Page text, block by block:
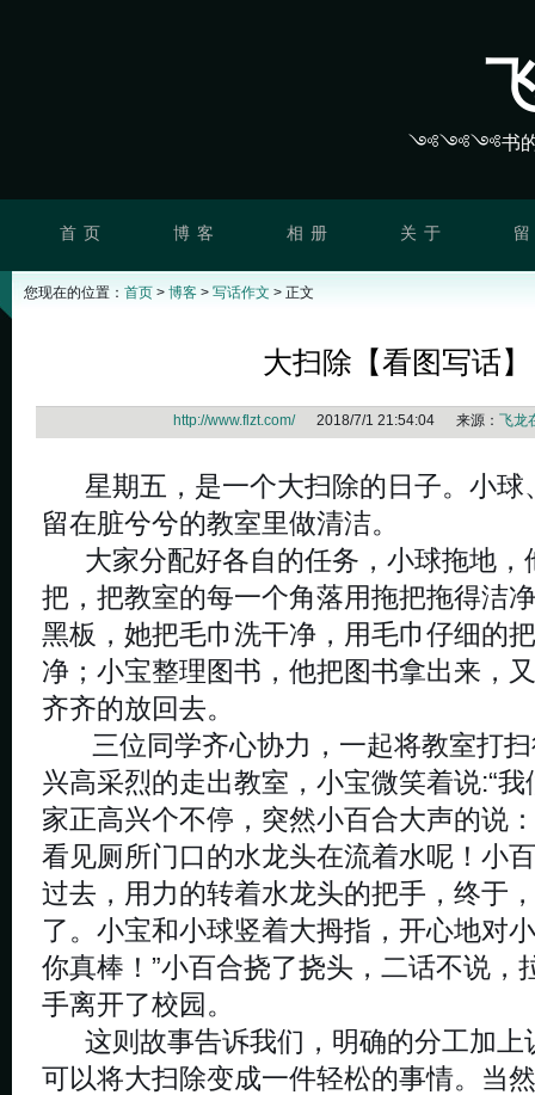
༺༺༺书的
首 页 博 客 相 册 关 于
您现在的位置： 首页 > 博客 > 写话作文 > 正文
大扫除【看图写话】
http://www.flzt.com/2018/7/1 21:54:04 来源： 飞龙
星期五，是一个大扫除的日子。小球
留在脏兮兮的教室里做清洁。
大家分配好各自的任务，小球拖地，
把，把教室的每一个角落用拖把拖得洁
黑板，她把毛巾洗干净，用毛巾仔细的
净；小宝整理图书，他把图书拿出来，
齐齐的放回去。
三位同学齐心协力，一起将教室打扫
兴高采烈的走出教室，小宝微笑着说:“我
家正高兴个不停，突然小百合大声的说
看见厕所门口的水龙头在流着水呢！小
过去，用力的转着水龙头的把手，终于
了。小宝和小球竖着大拇指，开心地对
你真棒！”小百合挠了挠头，二话不说，
手离开了校园。
这则故事告诉我们，明确的分工加上
可以将大扫除变成一件轻松的事情。当